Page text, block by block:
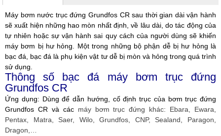
Máy bơm nước trục đứng Grundfos CR sau thời gian dài vận hành
sẽ xuất hiện những hao mòn nhất định, về lâu dài, do tác động của
tự nhiên hoặc sự vận hành sai quy cách của người dùng sẽ khiến
máy bơm bị hư hỏng. Một trong những bộ phận dễ bị hư hỏng là
bạc đá, bạc đá là phụ kiện vật tư dễ bị mòn và hỏng trong quá trình
sử dụng.
Thông số bạc đá máy bơm trục đứng
Grundfos CR
Ứng dụng: Dùng để dẫn hướng, cố định trục của bơm trục đứng
Grundfos CR và các máy bơm trục đứng khác: Ebara, Ewara,
Pentax, Matra, Saer, Wilo, Grundfos, CNP, Sealand, Paragon,
Dragon,…